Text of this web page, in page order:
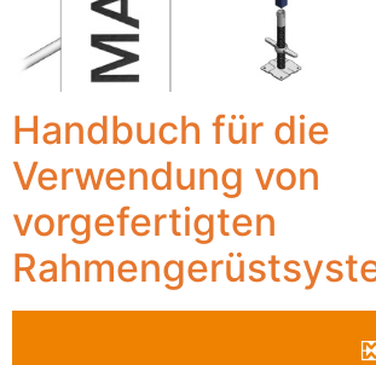
Handbuch für die
Verwendung von
vorgefertigten